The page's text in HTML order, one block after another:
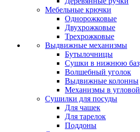
Мебельные крючки
Однорожковые
Двухрожковые
Трехрожковые
Выдвижные механизмы
Бутылочницы
Сушки в нижнюю
Волшебный уголок
Выдвижные колонны
Механизмы в
Сушилки для посуды
Для чашек
Для тарелок
Поддоны